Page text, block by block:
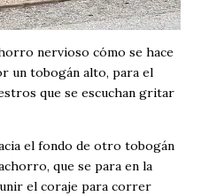
nervioso cómo se hace
un tobogán alto, para el
que se escuchan gritar
el fondo de otro tobogán
que se para en la
el coraje para correr